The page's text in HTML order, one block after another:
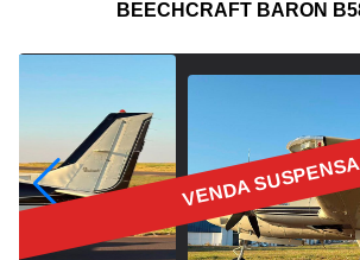
BEECHCRAFT BARON
VENDA